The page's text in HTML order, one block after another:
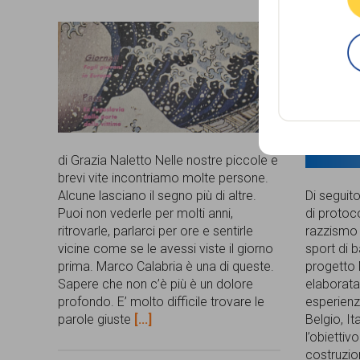
di Grazia Naletto Nelle nostre piccole e
brevi vite incontriamo molte persone.
Alcune lasciano il segno più di altre.
Puoi non vederle per molti anni,
ritrovarle, parlarci per ore e sentirle
vicine come se le avessi viste il giorno
prima. Marco Calabria è una di queste.
Sapere che non c’è più è un dolore
profondo. E’ molto difficile trovare le
parole giuste [...]
6
Di
di
razzismo
sport di
progetto
Belgio,